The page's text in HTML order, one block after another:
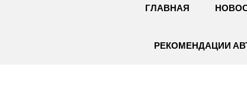
ГЛАВНАЯ
РЕКОМЕНДАЦИИ